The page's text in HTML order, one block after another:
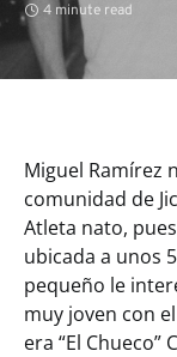
4 minute read
Miguel Ramírez
comunidad de
Atleta nato,
ubicada a unos
pequeño le
muy joven con
era “El